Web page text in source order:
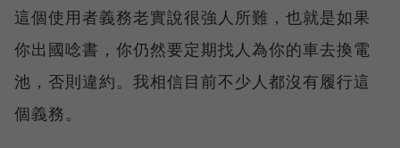
這個使用者義務老實說很強人所難，也就是如果
你出國唸書，你仍然要定期找人為你的車去換電
池，否則違約。我相信目前不少人都沒有履行這
個義務。